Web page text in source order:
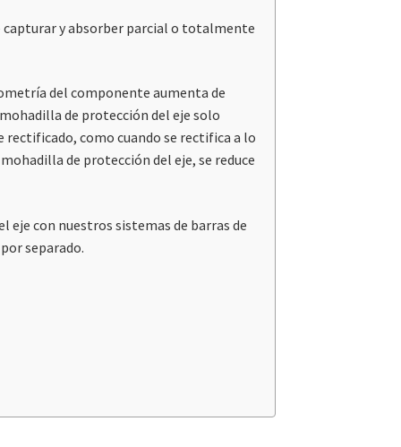
capturar y absorber parcial o totalmente
del componente aumenta de
de protección del eje solo
como cuando se rectifica a lo
de protección del eje, se reduce
con nuestros sistemas de barras de
separado.